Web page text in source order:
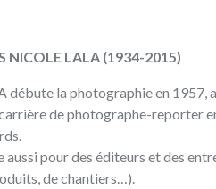
NICOLE LALA (1934-2015)
débute la photographie en 1957,
carrière de photographe-reporter
aussi pour des éditeurs et des
de chantiers…).